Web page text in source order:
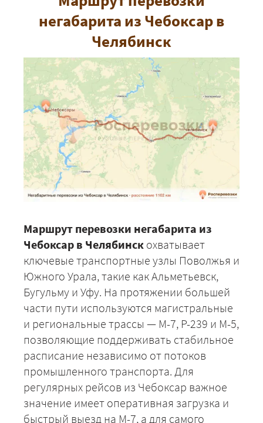
негабарита из Чебоксар в
Челябинск
Маршрут перевозки негабарита из
Чебоксар в Челябинск охватывает
ключевые транспортные узлы Поволжья и
Южного Урала, такие как Альметьевск,
Бугульму и Уфу. На протяжении большей
части пути используются магистральные
и региональные трассы — М-7, Р-239 и М-5,
позволяющие поддерживать стабильное
расписание независимо от потоков
промышленного транспорта. Для
регулярных рейсов из Чебоксар важное
значение имеет оперативная загрузка и
быстрый выезд на М-7, а для самого